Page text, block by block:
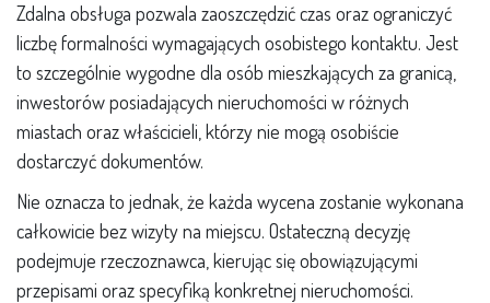
Zdalna obsługa pozwala zaoszczędzić czas oraz ograniczyć
liczbę formalności wymagających osobistego kontaktu. Jest
to szczególnie wygodne dla osób mieszkających za granicą,
inwestorów posiadających nieruchomości w różnych
miastach oraz właścicieli, którzy nie mogą osobiście
dostarczyć dokumentów.
Nie oznacza to jednak, że każda wycena zostanie wykonana
całkowicie bez wizyty na miejscu. Ostateczną decyzję
podejmuje rzeczoznawca, kierując się obowiązującymi
przepisami oraz specyfiką konkretnej nieruchomości.